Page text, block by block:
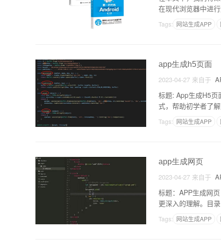
在现代浏览器中进
avaScript。让我们
Tags: 网站生成APP
app生成h5页面
2023-04-27 来自于
标题: App生成H5页
式，帮助初学者了
用，运行在操作系
Tags: 网站生成APP
app生成网页
2023-04-27 来自于
标题：APP生成网
更深入的理解。目
网页的优势5. APP
Tags: 网站生成APP